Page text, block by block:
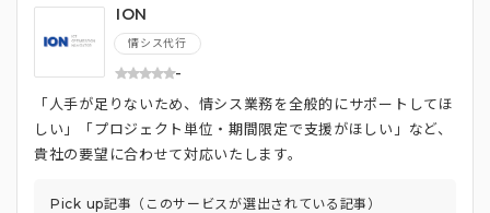
ION
情シス代行
-
「人手が足りないため、情シス業務を全般的にサポートしてほ
しい」「プロジェクト単位・期間限定で支援がほしい」など、
貴社の要望に合わせて対応いたします。
Pick up記事（このサービスが選出されている記事）